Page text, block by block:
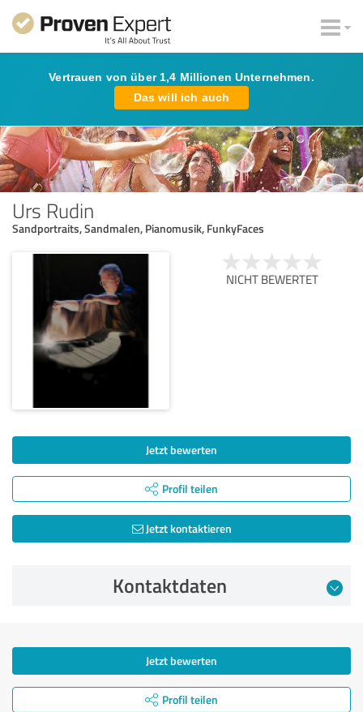
Vertrauen von über 1,4 Millionen Unternehmen.
Das will ich auch
Urs Rudin
Sandportraits, Sandmalen, Pianomusik, FunkyFaces
NICHT BEWERTET
Jetzt bewerten
Profil teilen
Jetzt kontaktieren
Kontaktdaten
Jetzt bewerten
Profil teilen